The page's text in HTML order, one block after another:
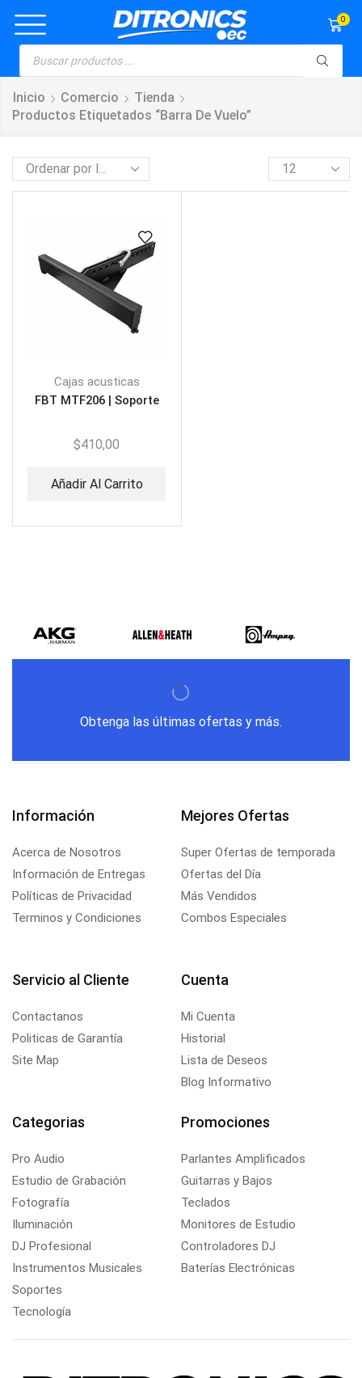
0
Inicio Comercio
Tienda
Productos Etiquetados “barra De Vuelo”
Cajas acusticas
FBT MTF206 | Soporte
$410,00
Añadir Al Carrito
Obtenga las últimas ofertas y más.
Información
Acerca de Nosotros
Información de Entregas
Políticas de Privacidad
Terminos y Condiciones
Mejores Ofertas
Super Ofertas de temporada
Ofertas del Día
Más Vendidos
Combos Especiales
Servicio al Cliente
Contactanos
Politicas de Garantía
Site Map
Cuenta
Mi Cuenta
Historial
Lista de Deseos
Blog Informativo
Categorias
Pro Audio
Estudio de Grabación
Fotografía
Iluminación
DJ Profesional
Instrumentos Musicales
Soportes
Tecnología
Promociones
Parlantes Amplificados
Guitarras y Bajos
Teclados
Monitores de Estudio
Controladores DJ
Baterías Electrónicas